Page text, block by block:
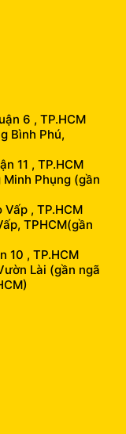
6 , TP.HCM
Bình Phú,
11 , TP.HCM
Phụng (gần
Vấp , TP.HCM
TPHCM(gần
10 , TP.HCM
Lài (gần ngã